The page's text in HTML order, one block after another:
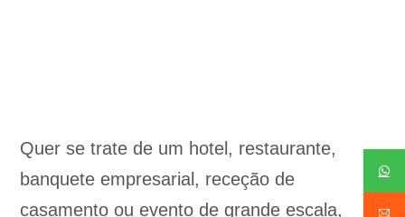
Quer se trate de um hotel, restaurante,
banquete empresarial, receção de
casamento ou evento de grande escala,